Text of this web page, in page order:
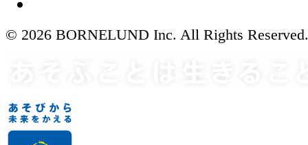
© 2026 BORNELUND Inc. All Rights Reserved.